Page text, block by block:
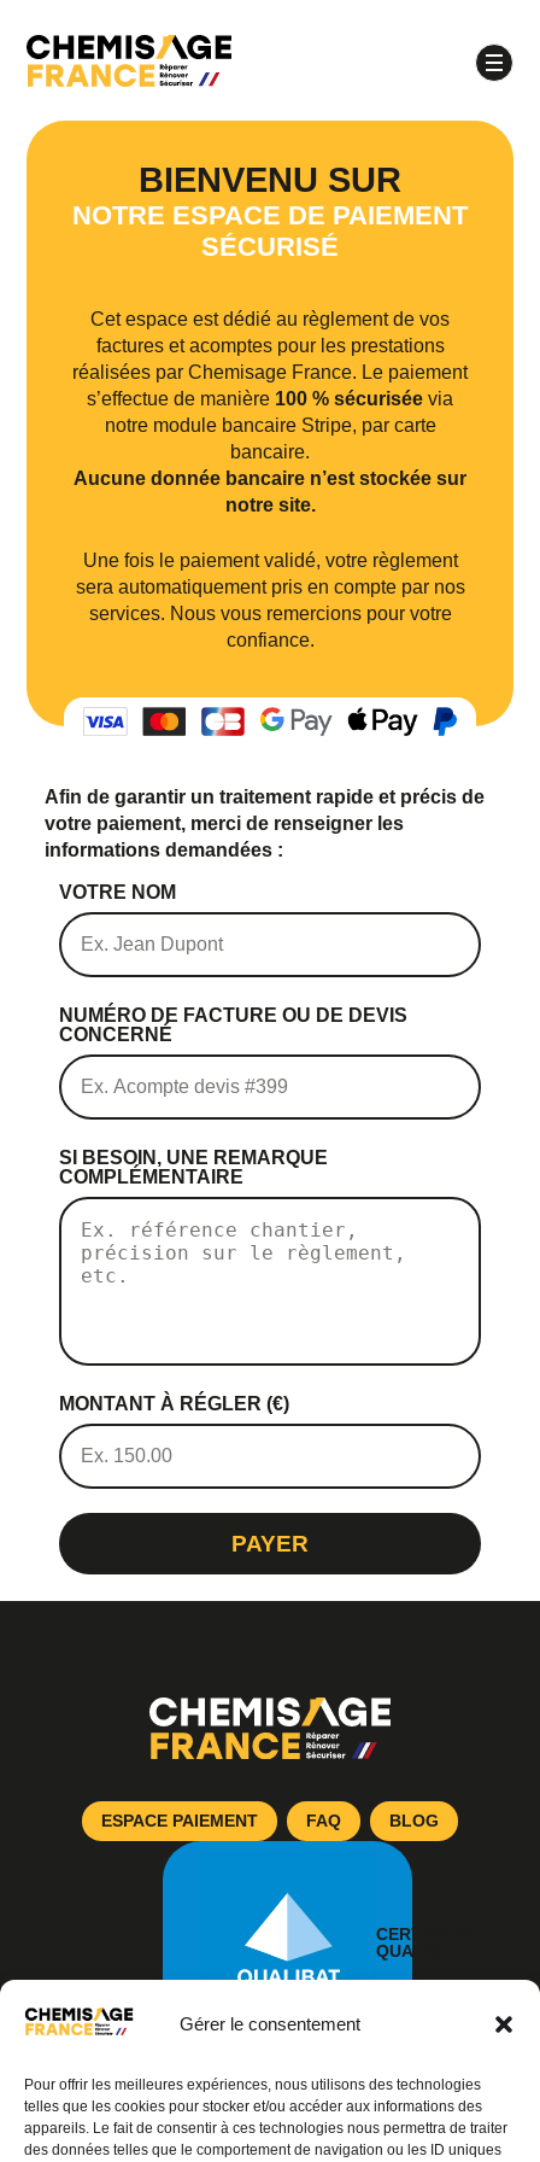
Gérer le consentement
Pour offrir les meilleures expériences, nous utilisons des technologies
telles que les cookies pour stocker et/ou accéder aux informations des
appareils. Le fait de consentir à ces technologies nous permettra de traiter
des données telles que le comportement de navigation ou les ID uniques
À quel moment souhaitez-vous être appelé ?
Matinée Après-midi
lundi mardi mercredi
jeudi
vendredi
En soumettant ce formulaire, j'accepte la
BIENVENU SUR
NOTRE ESPACE DE PAIEMENT
SÉCURISÉ
Cet espace est dédié au règlement de vos
factures et acomptes pour les prestations
réalisées par Chemisage France. Le paiement
s’effectue de manière 100 % sécurisée via
notre module bancaire Stripe, par carte
bancaire.
Aucune donnée bancaire n’est stockée sur
notre site.
Une fois le paiement validé, votre règlement
sera automatiquement pris en compte par nos
services. Nous vous remercions pour votre
confiance.
Afin de garantir un traitement rapide et précis de
votre paiement, merci de renseigner les
informations demandées :
VOTRE NOM
NUMÉRO DE FACTURE OU DE DEVIS
CONCERNÉ
SI BESOIN, UNE REMARQUE
COMPLÉMENTAIRE
MONTANT À RÉGLER (€)
PAYER
ESPACE PAIEMENT FAQ BLOG
CERTIFICAT
QUALIBAT